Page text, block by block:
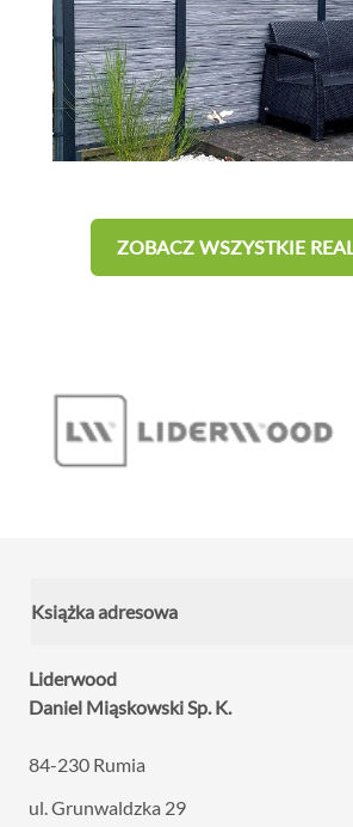
ZOBACZ WSZYSTKIE
Książka adresowa
Liderwood
Daniel Miąskowski Sp. K.
84-230 Rumia
ul. Grunwaldzka 29